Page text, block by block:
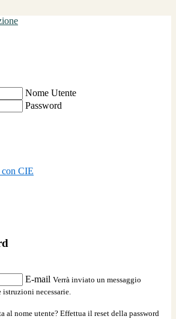
Nome Utente
Password
con CIE
E-mail Verrà inviato un messaggio
necessarie.
al nome utente? Effettua il reset della password